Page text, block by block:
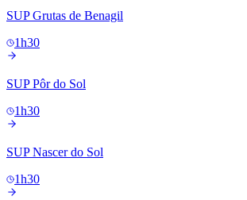
SUP Grutas de Benagil
1h30
SUP Pôr do Sol
1h30
SUP Nascer do Sol
1h30